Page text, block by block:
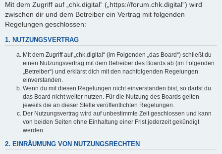
Mit dem Zugriff auf „chk.digital“ („https://forum.chk.digital“) wird
zwischen dir und dem Betreiber ein Vertrag mit folgenden
Regelungen geschlossen:
1. NUTZUNGSVERTRAG
Mit dem Zugriff auf „chk.digital“ (im Folgenden „das Board“) schließt du
einen Nutzungsvertrag mit dem Betreiber des Boards ab (im Folgenden
„Betreiber“) und erklärst dich mit den nachfolgenden Regelungen
einverstanden.
Wenn du mit diesen Regelungen nicht einverstanden bist, so darfst du
das Board nicht weiter nutzen. Für die Nutzung des Boards gelten
jeweils die an dieser Stelle veröffentlichten Regelungen.
Der Nutzungsvertrag wird auf unbestimmte Zeit geschlossen und kann
von beiden Seiten ohne Einhaltung einer Frist jederzeit gekündigt
werden.
2. EINRÄUMUNG VON NUTZUNGSRECHTEN